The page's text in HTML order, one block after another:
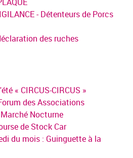
- Détenteurs de Porcs
des ruches
« CIRCUS-CIRCUS »
des Associations
Nocturne
de Stock Car
du mois : Guinguette à la